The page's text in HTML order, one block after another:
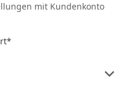
mit Kundenkonto